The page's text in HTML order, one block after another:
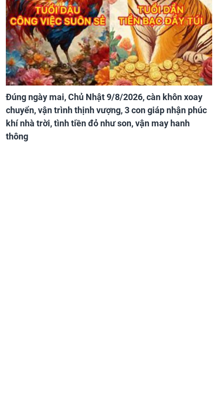
Đúng ngày mai, Chủ Nhật 9/8/2026, càn khôn xoay
chuyển, vận trình thịnh vượng, 3 con giáp nhận phúc
khí nhà trời, tình tiền đỏ như son, vận may hanh
thông